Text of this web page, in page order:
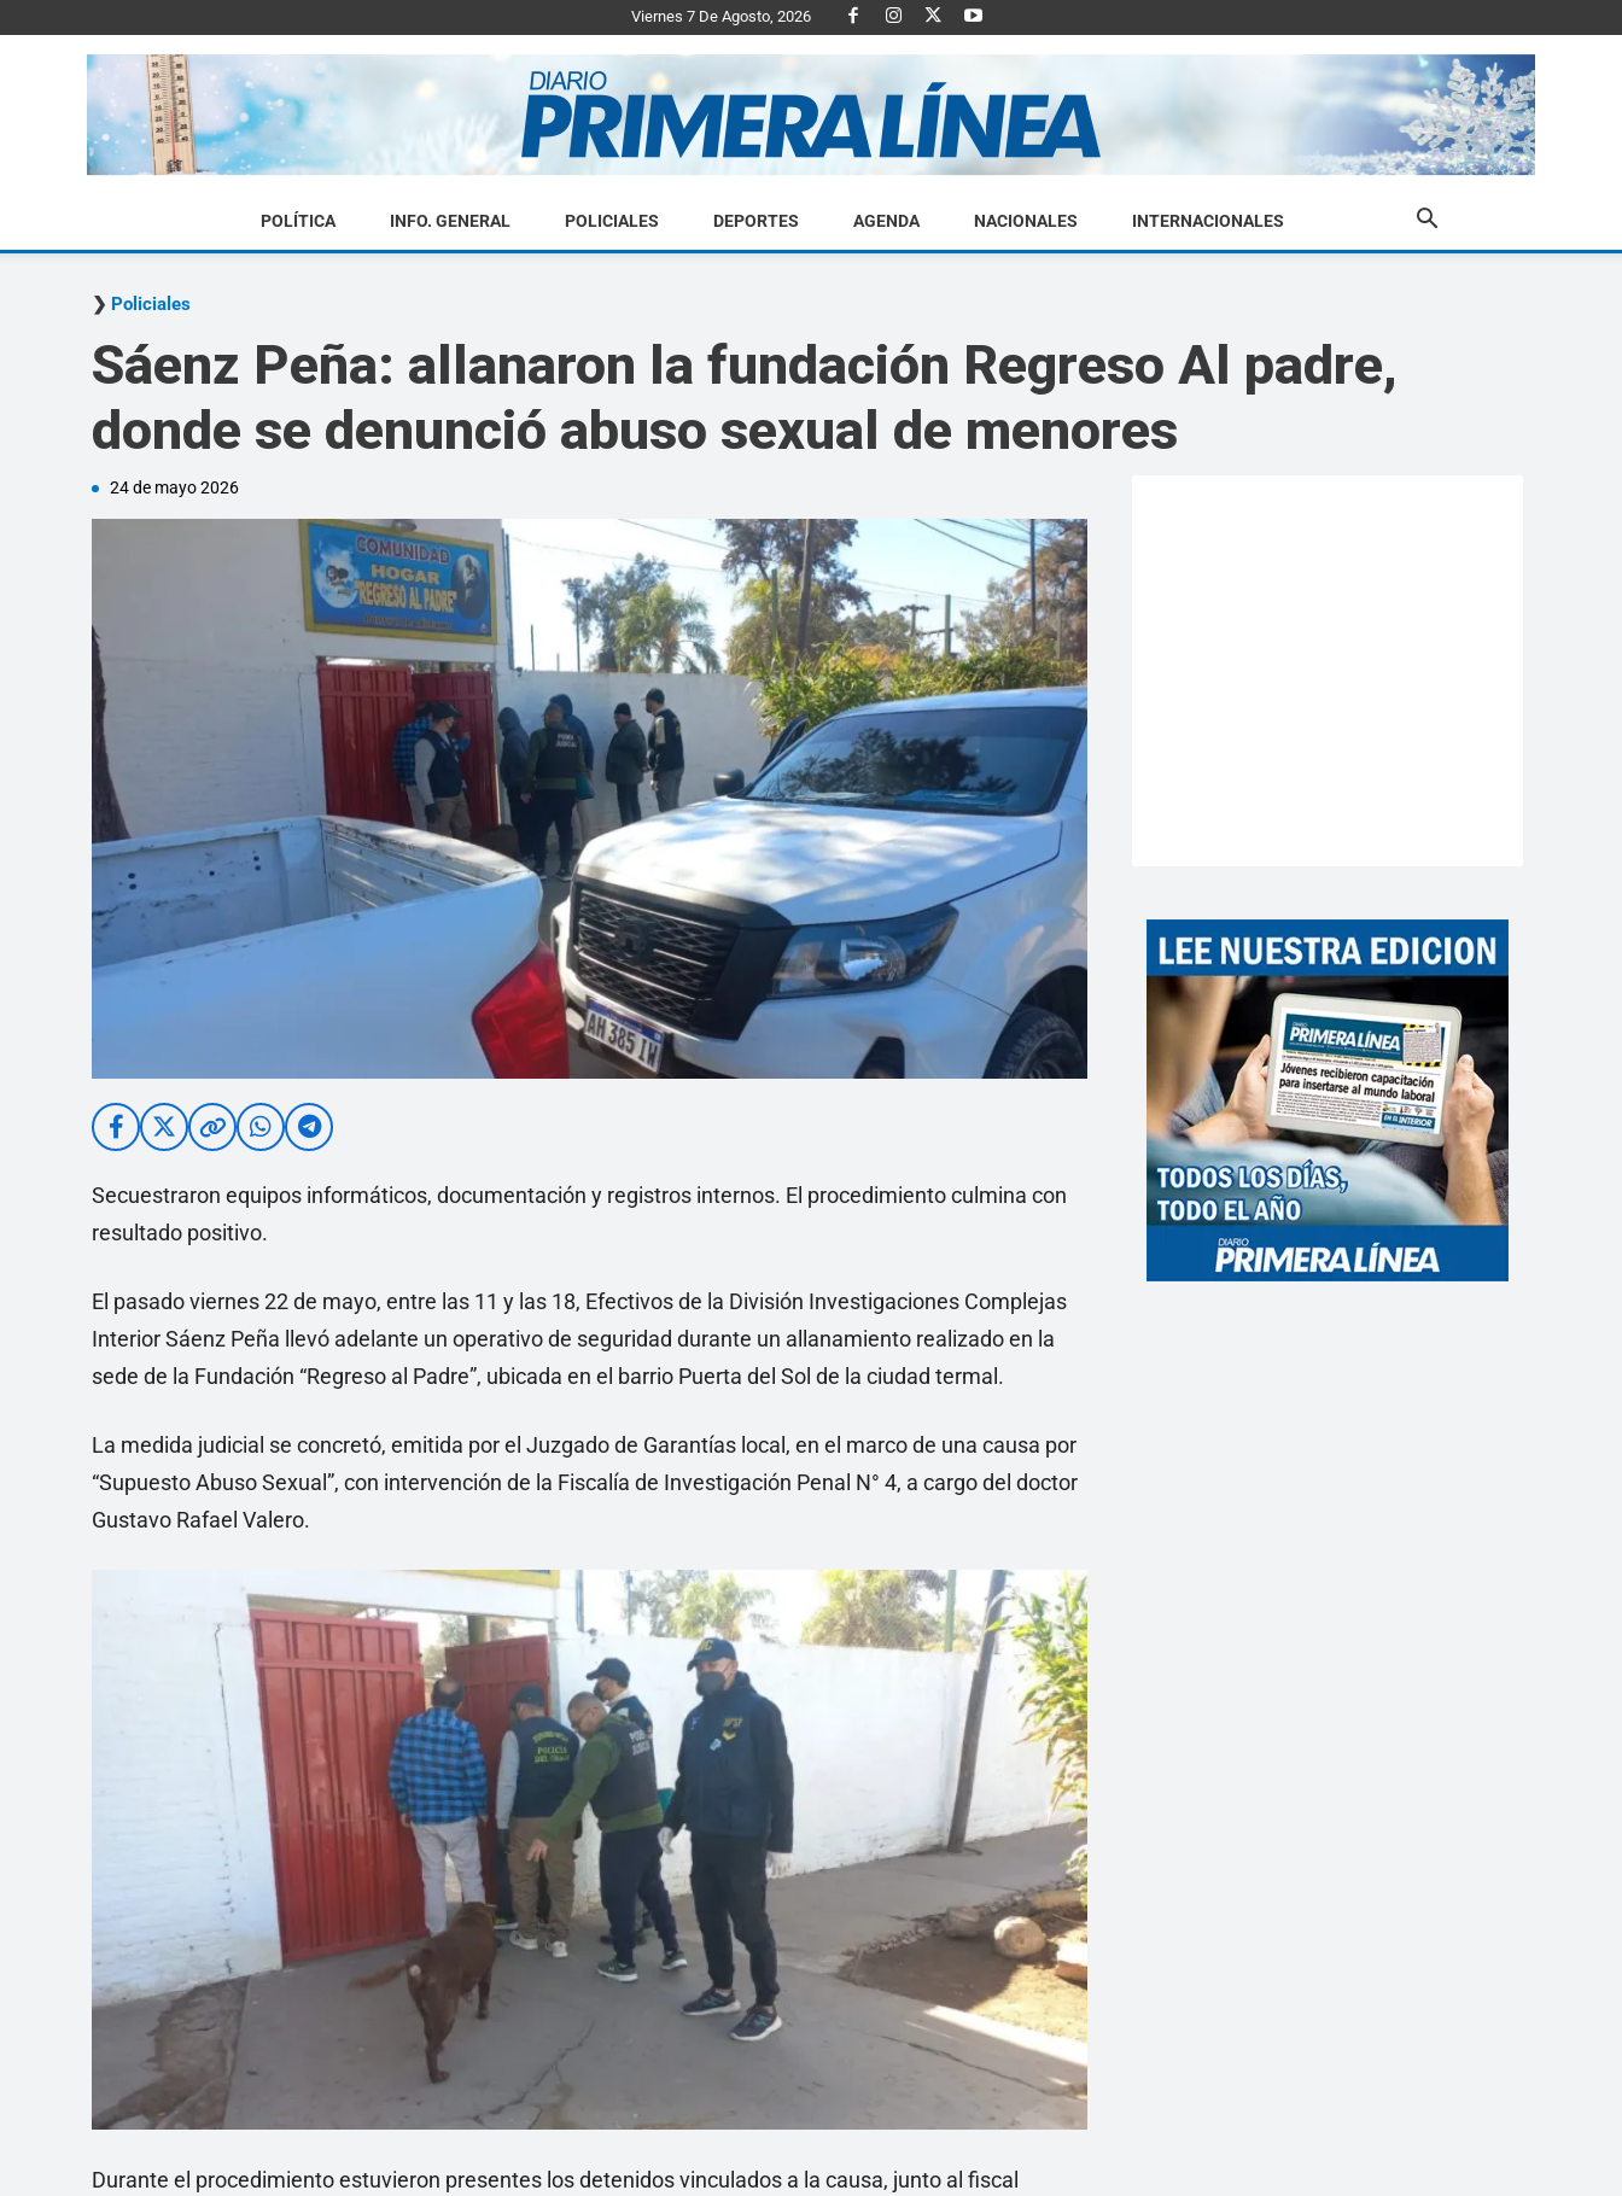
Viernes 7 De Agosto, 2026
Diario
Primera
Linea
POLÍTICA INFO. GENERAL POLICIALES DEPORTES AGENDA NACIONALES INTERNACIONALES
Policiales
Sáenz Peña: allanaron la fundación Regreso Al padre,
donde se denunció abuso sexual de menores
24 de mayo 2026
Secuestraron equipos informáticos, documentación y registros internos. El procedimiento culmina con
resultado positivo.
El pasado viernes 22 de mayo, entre las 11 y las 18, Efectivos de la División Investigaciones Complejas
Interior Sáenz Peña llevó adelante un operativo de seguridad durante un allanamiento realizado en la
sede de la Fundación “Regreso al Padre”, ubicada en el barrio Puerta del Sol de la ciudad termal.
La medida judicial se concretó, emitida por el Juzgado de Garantías local, en el marco de una causa por
“Supuesto Abuso Sexual”, con intervención de la Fiscalía de Investigación Penal N° 4, a cargo del doctor
Gustavo Rafael Valero.
Durante el procedimiento estuvieron presentes los detenidos vinculados a la causa, junto al fiscal